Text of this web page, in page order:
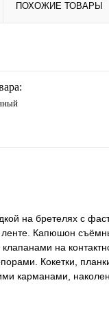
ПОХОЖИЕ ТОВАРЫ
на бретелях с
ленте. Капюшон
на
Кокетки,
карманами,